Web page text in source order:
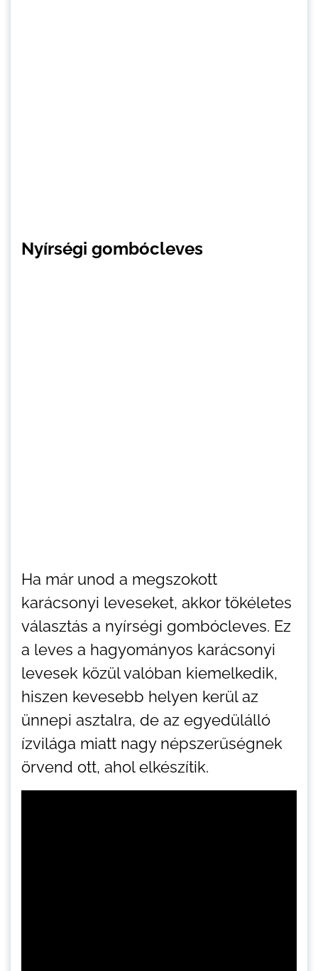
Nyírségi gombócleves
Ha már unod a megszokott
karácsonyi leveseket, akkor tökéletes
választás a nyírségi gombócleves. Ez
a leves a hagyományos karácsonyi
levesek közül valóban kiemelkedik,
hiszen kevesebb helyen kerül az
ünnepi asztalra, de az egyedülálló
ízvilága miatt nagy népszerűségnek
örvend ott, ahol elkészítik.